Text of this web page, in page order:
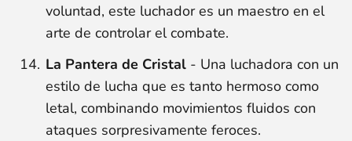
voluntad, este luchador es un maestro en el
arte de controlar el combate.
La Pantera de Cristal - Una luchadora con un
estilo de lucha que es tanto hermoso como
letal, combinando movimientos fluidos con
ataques sorpresivamente feroces.